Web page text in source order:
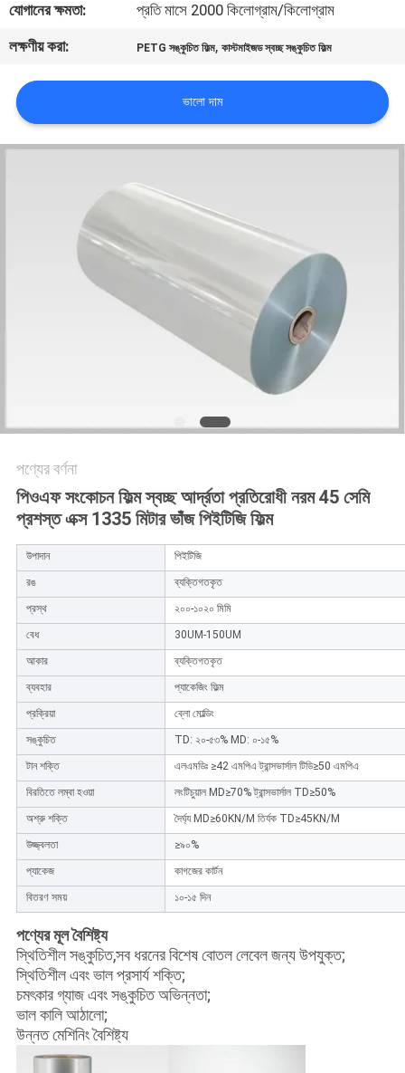
খবর
উদ্ধৃতির
জন্য
আবেদন
PRIVACY
যোগানের ক্ষমতা:
প্রতি মাসে 2000 কিলোগ্রাম/কিলোগ্রাম
লক্ষণীয় করা:
PETG সঙ্কুচিত ফিল্ম,কাস্টমাইজড স্বচ্ছ সঙ্কুচিত ফিল্ম
ভালো দাম
পণ্যের বর্ণনা
পিওএফ সংকোচন ফিল্ম স্বচ্ছ আর্দ্রতা প্রতিরোধী নরম 45 সেমি
প্রশস্ত এক্স 1335 মিটার ভাঁজ পিইটিজি ফিল্ম
উপাদান পিইটিজি
রঙ ব্যক্তিগতকৃত
প্রস্থ ২০০-১০২০ মিমি
বেধ 30UM-150UM
আকার ব্যক্তিগতকৃত
ব্যবহার প্যাকেজিং ফিল্ম
প্রক্রিয়া ব্লো মোল্ডিং
সঙ্কুচিত TD: ২০-৫৩% MD: ০-১৫%
টান শক্তি এলএমডিঃ ≥42 এমপিএ ট্রান্সভার্সাল টিডি≥50 এমপিএ
বিরতিতে লম্বা হওয়া লংটিচুয়াল MD≥70% ট্রান্সভার্সাল TD≥50%
অশ্রু শক্তি দৈর্ঘ্য MD≥60KN/M তির্যক TD≥45KN/M
উজ্জ্বলতা ≥৯০%
প্যাকেজ কাগজের কার্টন
বিতরণ সময় ১০-১৫ দিন
পণ্যের মূল বৈশিষ্ট্য
স্থিতিশীল সঙ্কুচিত,সব ধরনের বিশেষ বোতল লেবেল জন্য উপযুক্ত;
স্থিতিশীল এবং ভাল প্রসার্য শক্তি;
চমৎকার গ্যাজ এবং সঙ্কুচিত অভিন্নতা;
ভাল কালি আঠালো;
উন্নত মেশিনিং বৈশিষ্ট্য